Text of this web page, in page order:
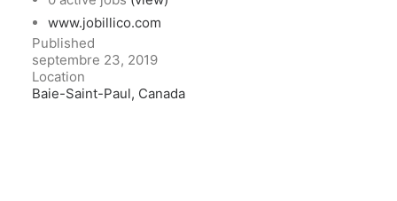
www.jobillico.com
Published
septembre 23, 2019
Location
Baie-Saint-Paul, Canada